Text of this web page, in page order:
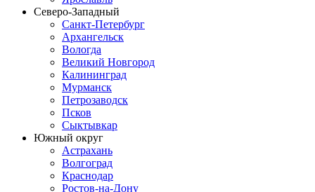
Северо-Западный
Санкт-Петербург
Архангельск
Вологда
Великий Новгород
Калининград
Мурманск
Петрозаводск
Псков
Сыктывкар
Южный округ
Астрахань
Волгоград
Краснодар
Ростов-на-Дону